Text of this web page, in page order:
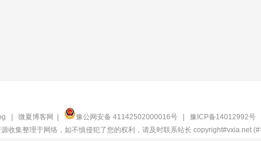
| 微夏博客网 | 豫公网安备 41142502000016号 | 豫ICP备14012992号
源收集整理于网络，如不慎侵犯了您的权利，请及时联系站长 copyright#vxia.net